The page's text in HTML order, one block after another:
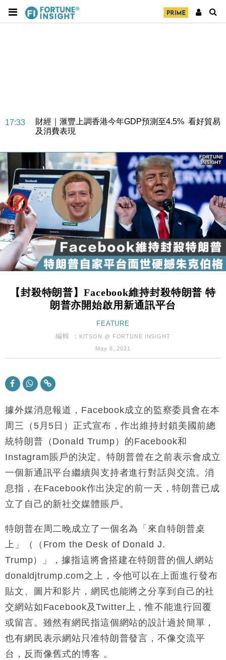
17:33
財經｜滙豐上調香港今年GDP預測至4.5% 看好貿易
及消費表現
損失近6900萬元
16:05
財經｜日經失守6.5萬點後回穩 全周仍升近2%
15:47
財經｜恒隆10月換帥 玩具「反」斗城亞洲CEO蔡德
粦接任
15:11
財經｜韓股反覆波動收跌 連挫7周創逾3年最長跌勢
13:44
財經｜內地7月美元計價出口增近24%勝預期 貿易順
差達1125億美元
12:44
財經｜日本春季三度入市撐日圓 4月單日斥6.28萬億
11:12
國際｜特朗普料美伊戰事快結束 承認部分彈藥庫存緊
財經｜SA售股自救後再出手 斥4億美元押注未上市公
財經｜華僑銀行上半年淨利創新高 中期息增15%至
47仙
17:33
及消費表現
損失近6900萬元
16:05
財經｜日經失守6.5萬點後回穩 全周仍升近2%
粦接任
15:11
財經｜韓股反覆波動收跌 連挫7周創逾3年最長跌勢
13:44
財經｜內地7月美元計價出口增近24%勝預期 貿易順
差達1125億美元
12:44
財經｜日本春季三度入市撐日圓 4月單日斥6.28萬億
日圓干預創新高
國際｜特朗普料美伊戰事快結束 承認部分彈藥庫存緊
張
15:59
財經｜SA售股自救後再出手 斥4億美元押注未上市公
司
【封殺特朗普】Facebook維持封殺特朗普 特
朗普亦開始啟用新通訊平台
FEATURE
編輯 ：
KITSON @ FORTUNE INSIGHT
May 6, 2021
據外媒消息報道，Facebook成立的監察委員會在本
周三（5月5日）正式宣布，作出維持封鎖美國前總
統特朗普（Donald Trump）的Facebook和
Instagram賬戶的決定。特朗普曾在之前表示會成立
一個新通訊平台繼續與支持者進行對話與交流。消
息指，在Facebook作出決定的前一天，特朗普已成
立了自己的新社交媒體賬戶。
特朗普在周二晚成立了一個名為「來自特朗普桌
上」（（From the Desk of Donald J.
Trump）」，據指這將會搭建在特朗普的個人網站
donaldjtrump.com之上，令他可以在上面進行發布
貼文、圖片和影片，網民也能將之分享到自己的社
交網站如Facebook及Twitter上，惟不能進行回覆
或留言。雖然有網民指這個網站的設計過於簡單，
也有網民表示網站只准特朗普發言，不像交流平
台，反而像舊式的博客 。